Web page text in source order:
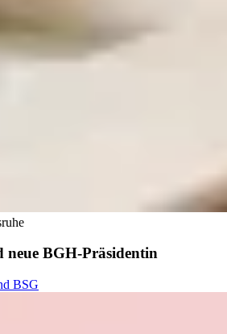
BGH-Präsidentin
BSG